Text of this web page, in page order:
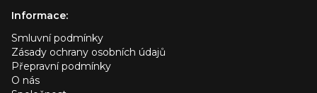
Informace:
Smluvní podmínky
Zásady ochrany osobních údajů
Přepravní podmínky
O nás